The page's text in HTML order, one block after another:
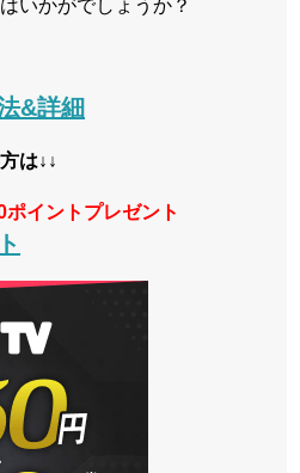
いかがでしょうか？
&詳細
は↓↓
イントプレゼント